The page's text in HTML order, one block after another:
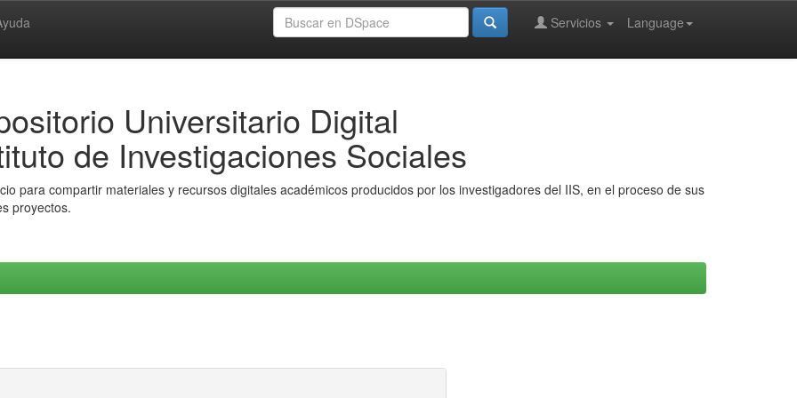
Language
Servicios
Universitario Digital
de Investigaciones Sociales
para compartir materiales y recursos digitales académicos producidos por los investigadores del IIS, en el proceso de sus
proyectos.